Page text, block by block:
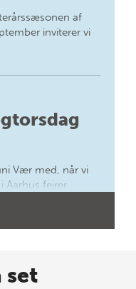
af
inviterer vi
Vær med, når vi
Aarhus fejrer
set